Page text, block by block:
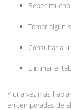
Beber
Tomar algún
Consultar a
Eliminar el
Y una vez más
en temporadas de